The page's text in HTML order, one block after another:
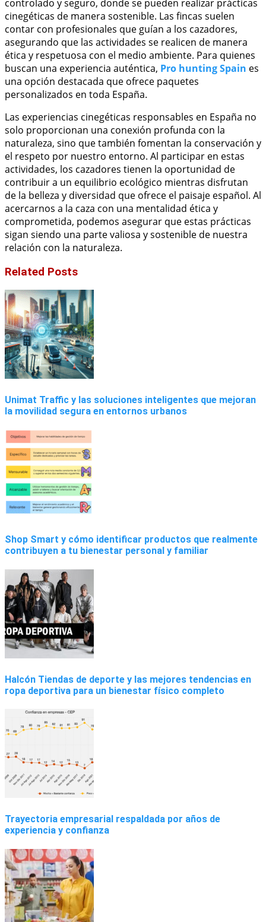
controlado y seguro, donde se pueden realizar prácticas
cinegéticas de manera sostenible. Las fincas suelen
contar con profesionales que guían a los cazadores,
asegurando que las actividades se realicen de manera
ética y respetuosa con el medio ambiente. Para quienes
buscan una experiencia auténtica, Pro hunting Spain es
una opción destacada que ofrece paquetes
personalizados en toda España.
Las experiencias cinegéticas responsables en España no
solo proporcionan una conexión profunda con la
naturaleza, sino que también fomentan la conservación y
el respeto por nuestro entorno. Al participar en estas
actividades, los cazadores tienen la oportunidad de
contribuir a un equilibrio ecológico mientras disfrutan
de la belleza y diversidad que ofrece el paisaje español. Al
acercarnos a la caza con una mentalidad ética y
comprometida, podemos asegurar que estas prácticas
sigan siendo una parte valiosa y sostenible de nuestra
relación con la naturaleza.
Related Posts
Unimat Traffic y las soluciones inteligentes que mejoran
la movilidad segura en entornos urbanos
Shop Smart y cómo identificar productos que realmente
contribuyen a tu bienestar personal y familiar
Halcón Tiendas de deporte y las mejores tendencias en
ropa deportiva para un bienestar físico completo
Trayectoria empresarial respaldada por años de
experiencia y confianza